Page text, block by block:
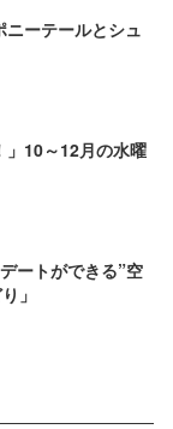
ーテールとシュ
10～12月の水曜
ートができる”空
」